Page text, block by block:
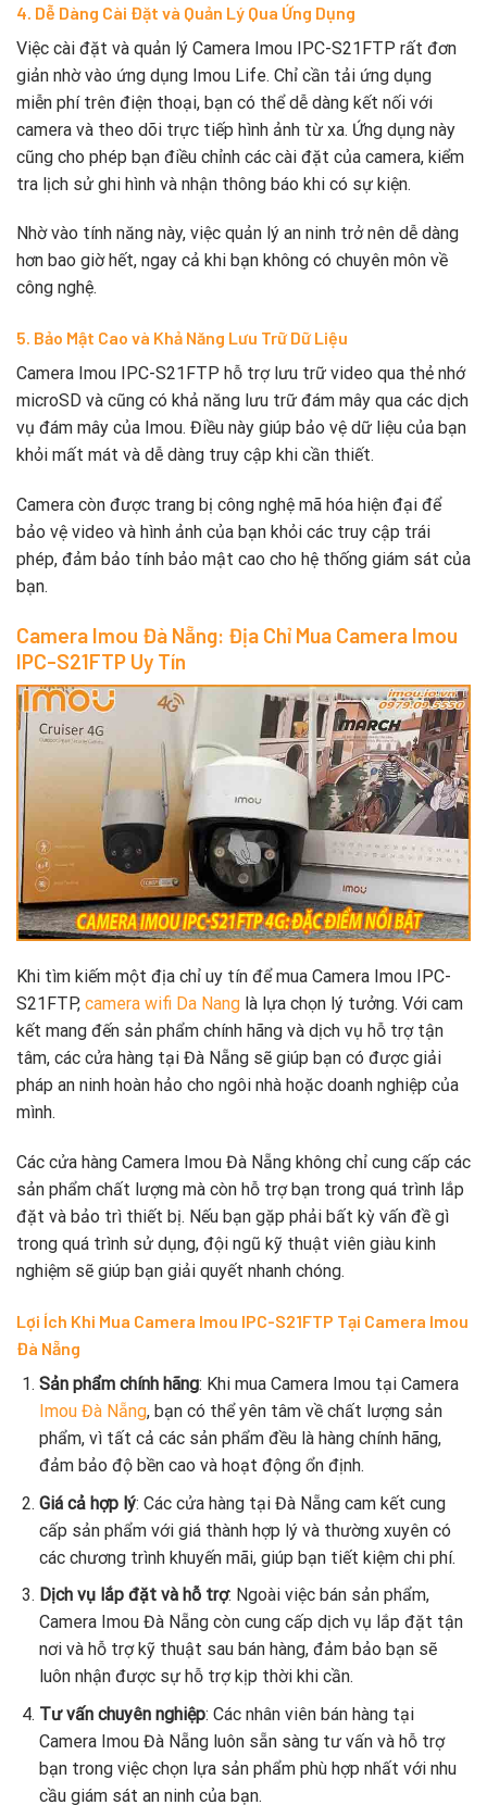
4. Dễ Dàng Cài Đặt và Quản Lý Qua Ứng Dụng
Việc cài đặt và quản lý Camera Imou IPC-S21FTP rất đơn
giản nhờ vào ứng dụng Imou Life. Chỉ cần tải ứng dụng
miễn phí trên điện thoại, bạn có thể dễ dàng kết nối với
camera và theo dõi trực tiếp hình ảnh từ xa. Ứng dụng này
cũng cho phép bạn điều chỉnh các cài đặt của camera, kiểm
tra lịch sử ghi hình và nhận thông báo khi có sự kiện.
Nhờ vào tính năng này, việc quản lý an ninh trở nên dễ dàng
hơn bao giờ hết, ngay cả khi bạn không có chuyên môn về
công nghệ.
5. Bảo Mật Cao và Khả Năng Lưu Trữ Dữ Liệu
Camera Imou IPC-S21FTP hỗ trợ lưu trữ video qua thẻ nhớ
microSD và cũng có khả năng lưu trữ đám mây qua các dịch
vụ đám mây của Imou. Điều này giúp bảo vệ dữ liệu của bạn
khỏi mất mát và dễ dàng truy cập khi cần thiết.
Camera còn được trang bị công nghệ mã hóa hiện đại để
bảo vệ video và hình ảnh của bạn khỏi các truy cập trái
phép, đảm bảo tính bảo mật cao cho hệ thống giám sát của
bạn.
Camera Imou Đà Nẵng: Địa Chỉ Mua Camera Imou
IPC-S21FTP Uy Tín
Khi tìm kiếm một địa chỉ uy tín để mua Camera Imou IPC-
S21FTP, camera wifi Da Nang là lựa chọn lý tưởng. Với cam
kết mang đến sản phẩm chính hãng và dịch vụ hỗ trợ tận
tâm, các cửa hàng tại Đà Nẵng sẽ giúp bạn có được giải
pháp an ninh hoàn hảo cho ngôi nhà hoặc doanh nghiệp của
mình.
Các cửa hàng Camera Imou Đà Nẵng không chỉ cung cấp các
sản phẩm chất lượng mà còn hỗ trợ bạn trong quá trình lắp
đặt và bảo trì thiết bị. Nếu bạn gặp phải bất kỳ vấn đề gì
trong quá trình sử dụng, đội ngũ kỹ thuật viên giàu kinh
nghiệm sẽ giúp bạn giải quyết nhanh chóng.
Lợi Ích Khi Mua Camera Imou IPC-S21FTP Tại Camera Imou
Đà Nẵng
Sản phẩm chính hãng: Khi mua Camera Imou tại Camera
Imou Đà Nẵng, bạn có thể yên tâm về chất lượng sản
phẩm, vì tất cả các sản phẩm đều là hàng chính hãng,
đảm bảo độ bền cao và hoạt động ổn định.
Giá cả hợp lý: Các cửa hàng tại Đà Nẵng cam kết cung
cấp sản phẩm với giá thành hợp lý và thường xuyên có
các chương trình khuyến mãi, giúp bạn tiết kiệm chi phí.
Dịch vụ lắp đặt và hỗ trợ: Ngoài việc bán sản phẩm,
Camera Imou Đà Nẵng còn cung cấp dịch vụ lắp đặt tận
nơi và hỗ trợ kỹ thuật sau bán hàng, đảm bảo bạn sẽ
luôn nhận được sự hỗ trợ kịp thời khi cần.
Tư vấn chuyên nghiệp: Các nhân viên bán hàng tại
Camera Imou Đà Nẵng luôn sẵn sàng tư vấn và hỗ trợ
bạn trong việc chọn lựa sản phẩm phù hợp nhất với nhu
cầu giám sát an ninh của bạn.